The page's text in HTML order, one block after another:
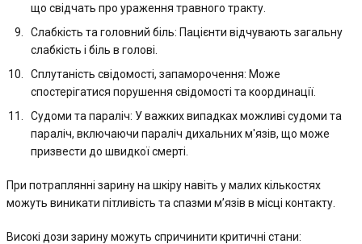
що свідчать про ураження травного тракту.
Слабкість та головний біль: Пацієнти відчувають загальну
слабкість і біль в голові.
Сплутаність свідомості, запаморочення: Може
спостерігатися порушення свідомості та координації.
Судоми та параліч: У важких випадках можливі судоми та
параліч, включаючи параліч дихальних м'язів, що може
призвести до швидкої смерті.
При потраплянні зарину на шкіру навіть у малих кількостях
можуть виникати пітливість та спазми м’язів в місці контакту.
Високі дози зарину можуть спричинити критичні стани: